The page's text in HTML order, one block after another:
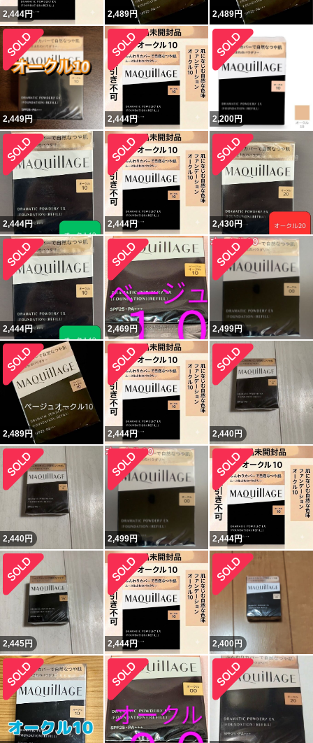
2,444円 2,489円 2,489円
2,449円 2,444円 2,200円
2,444円 2,444円 2,430円
2,444円 2,469円 2,499円
2,489円 2,444円 2,440円
2,440円 2,499円 2,444円
2,445円 2,444円 2,400円